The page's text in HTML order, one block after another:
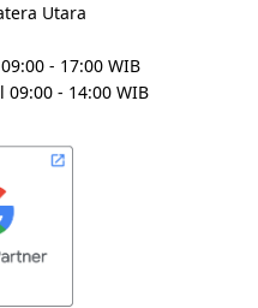
Utara
- 17:00 WIB
- 14:00 WIB